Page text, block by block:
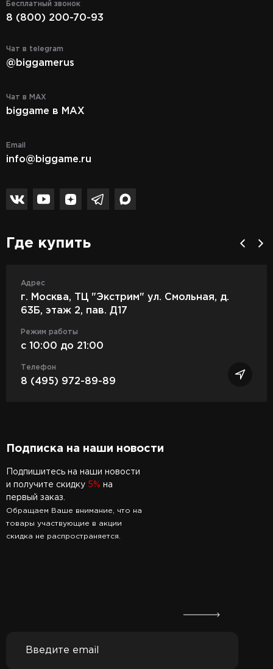
Бесплатный звонок
8 (800) 200-70-93
Чат в telegram
@biggamerus
Чат в MAX
biggame в MAX
Email
info@biggame.ru
Где купить
Адрес
г. Москва, ТЦ "Экстрим" ул. Смольная, д.
63Б, этаж 2, пав. Д17
Режим работы
c 10:00 до 21:00
Телефон
8 (495) 972-89-89
Подписка на наши новости
Подпишитесь на наши новости
и получите скидку 5% на
первый заказ.
Обращаем Ваше внимание, что на
товары участвующие в акции
скидка не распространяется.